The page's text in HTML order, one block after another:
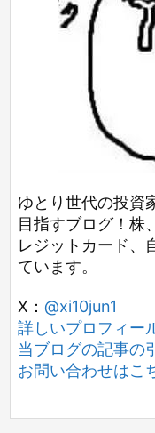
ゆとり世代の投資
目指すブログ！株
レジットカード、
ています。
X： @xi10jun1
詳しいプロフィー
当ブログの記事の
お問い合わせはこ